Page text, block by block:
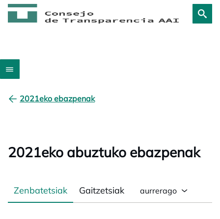
2021eko ebazpenak
2021eko abuztuko ebazpenak
Zenbatetsiak Gaitzetsiak aurrerago